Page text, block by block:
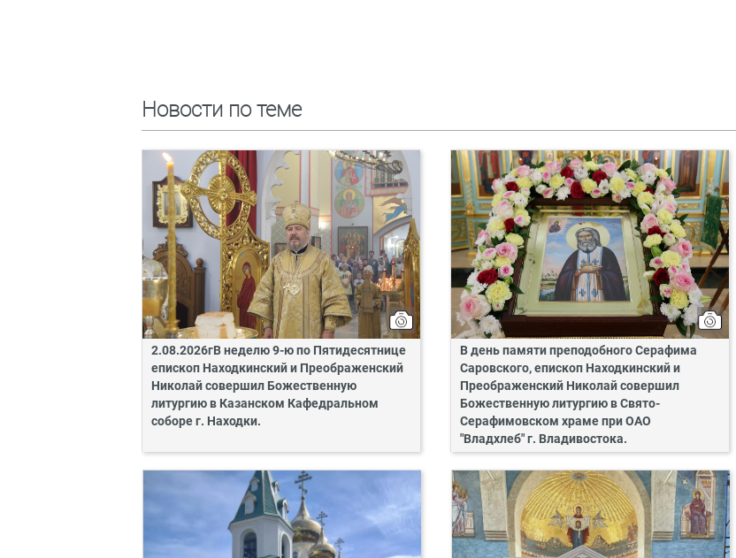
Новости по теме
2.08.2026гВ неделю 9-ю по Пятидесятнице
епископ Находкинский и Преображенский
Николай совершил Божественную
литургию в Казанском Кафедральном
соборе г. Находки.
В день памяти преподобного Серафима
Саровского, епископ Находкинский и
Преображенский Николай совершил
Божественную литургию в Свято-
Серафимовском храме при ОАО
"Владхлеб" г. Владивостока.